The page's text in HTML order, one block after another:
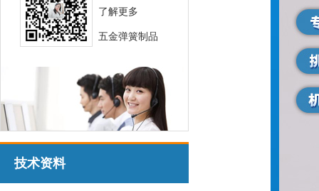
了解更多
五金弹簧制品
技术资料